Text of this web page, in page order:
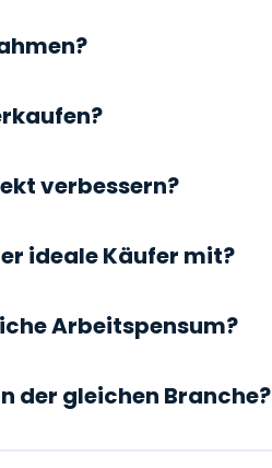
verbessern?
ideale Käufer mit?
Arbeitspensum?
der gleichen Branche?